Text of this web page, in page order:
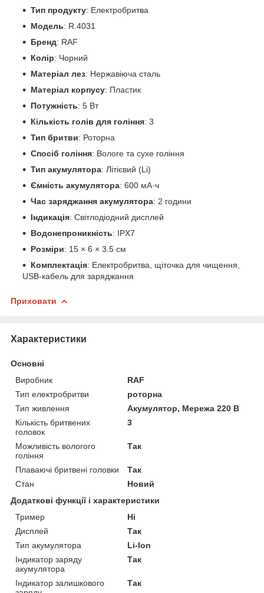
Тип продукту: Електробритва
Модель: R.4031
Бренд: RAF
Колір: Чорний
Матеріал лез: Нержавіюча сталь
Матеріал корпусу: Пластик
Потужність: 5 Вт
Кількість голів для гоління: 3
Тип бритви: Роторна
Спосіб гоління: Вологе та сухе гоління
Тип акумулятора: Літієвий (Li)
Ємність акумулятора: 600 мА·ч
Час заряджання акумулятора: 2 години
Індикація: Світлодіодний дисплей
Водонепроникність: IPX7
Розміри: 15 × 6 × 3.5 см
Комплектація: Електробритва, щіточка для чищення,
USB-кабель для заряджання
Приховати
Характеристики
Основні
Виробник
RAF
Тип електробритви
роторна
Тип живлення
Акумулятор, Мережа 220 В
Кількість бритвених
головок
3
Можливість вологого
гоління
Так
Плаваючі бритвені головки
Так
Стан
Новий
Додаткові функції і характеристики
Тример
Ні
Дисплей
Так
Тип акумулятора
Li-Ion
Індикатор заряду
акумулятора
Так
Індикатор залишкового
Так